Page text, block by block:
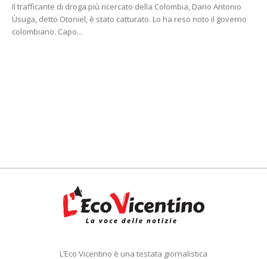
Il trafficante di droga più ricercato della Colombia, Dario Antonio
Ùsuga, detto Otoniel, è stato catturato. Lo ha reso noto il governo
colombiano. Capo...
L’Eco Vicentino è una testata giornalistica